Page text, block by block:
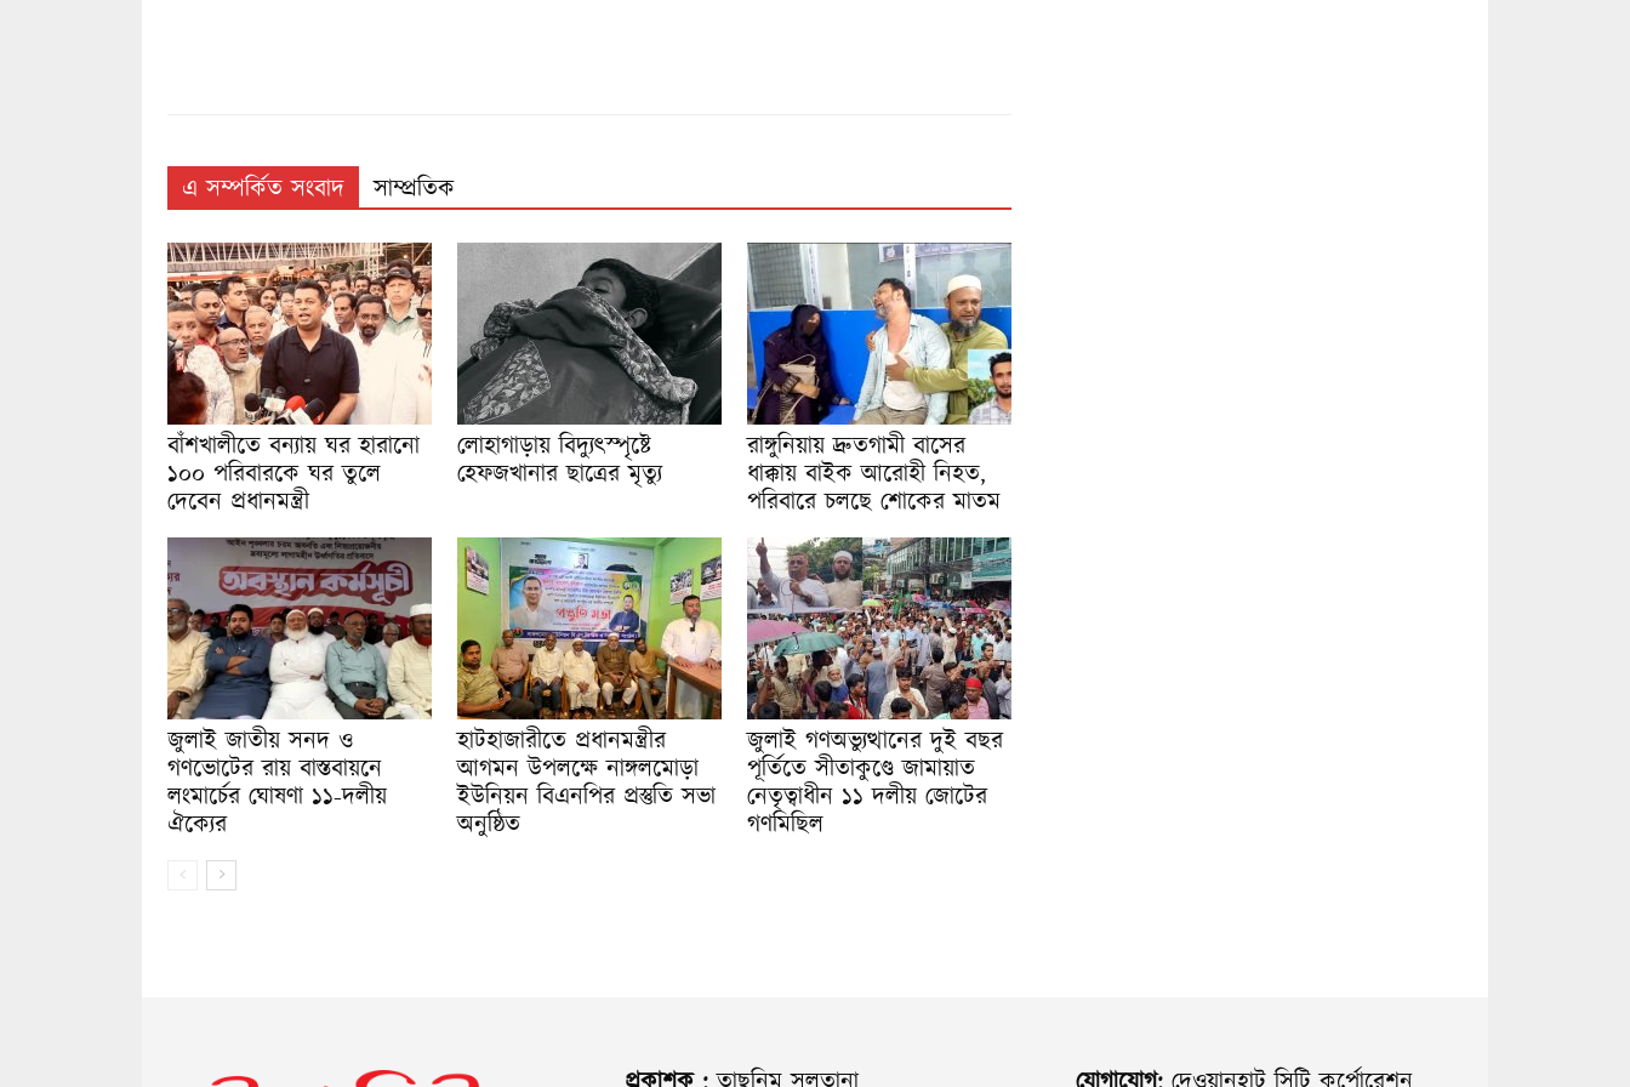
এ সম্পর্কিত সংবাদ সাম্প্রতিক
বাঁশখালীতে বন্যায় ঘর হারানো
১০০ পরিবারকে ঘর তুলে
দেবেন প্রধানমন্ত্রী
লোহাগাড়ায় বিদ্যুৎস্পৃষ্টে
হেফজখানার ছাত্রের মৃত্যু
রাঙ্গুনিয়ায় দ্রুতগামী বাসের
ধাক্কায় বাইক আরোহী নিহত,
পরিবারে চলছে শোকের মাতম
জুলাই জাতীয় সনদ ও
গণভোটের রায় বাস্তবায়নে
লংমার্চের ঘোষণা ১১-দলীয়
ঐক্যের
হাটহাজারীতে প্রধানমন্ত্রীর
আগমন উপলক্ষে নাঙ্গলমোড়া
ইউনিয়ন বিএনপির প্রস্তুতি সভা
অনুষ্ঠিত
জুলাই গণঅভ্যুত্থানের দুই বছর
পূর্তিতে সীতাকুণ্ডে জামায়াত
নেতৃত্বাধীন ১১ দলীয় জোটের
গণমিছিল